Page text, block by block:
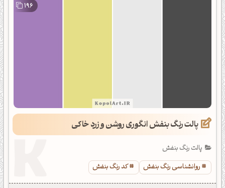
196
پالت رنگ بنفش انگوری روشن و زرد خاکی
پالت رنگ بنفش
روانشناسی رنگ بنفش
کد رنگ بنفش